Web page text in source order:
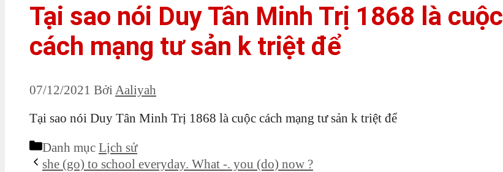
Tại sao nói Duy Tân Minh Trị 1868 là cuộc
cách mạng tư sản k triệt để
07/12/2021 Bởi Aaliyah
Tại sao nói Duy Tân Minh Trị 1868 là cuộc cách mạng tư sản k triệt để
Danh mục Lịch sử
she (go) to school everyday. What -. you (do) now ?